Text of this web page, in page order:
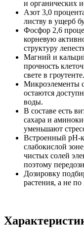
и органических
Азот 3,0
листву в ущерб
Фосфор 2,6
корневую
структуру
Магний и
прочность
свете в гроутенте.
Микроэлементы
остаются
воды.
В составе есть
сахара и
уменьшают
Встроенный pH-
слабокислой
чистых солей
поэтому
Дозировку
растения, а не по